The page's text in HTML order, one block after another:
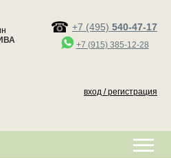
+7 (495) 540-47-17
+7 (915) 385-12-28
вход / регистрация